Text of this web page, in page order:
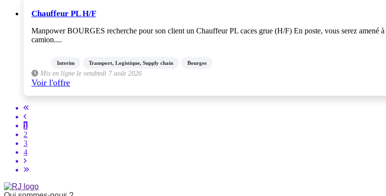
Chauffeur PL H/F
Manpower BOURGES recherche pour son client un Chauffeur PL caces grue (H/F) En poste, vous serez amené
camion....
Interim Transport, Logistique, Supply chain Bourges
Mis en ligne le vendredi 7 août 2026
Voir l'offre
1
2
3
4